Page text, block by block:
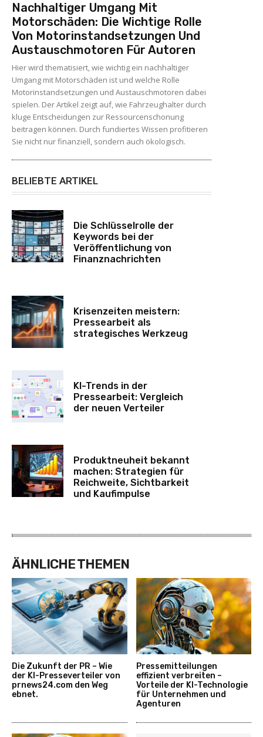
Nachhaltiger Umgang Mit
Motorschäden: Die Wichtige Rolle
Von Motorinstandsetzungen Und
Austauschmotoren Für Autoren
Hier wird thematisiert, wie wichtig ein nachhaltiger
Umgang mit Motorschäden ist und welche Rolle
Motorinstandsetzungen und Austauschmotoren dabei
spielen. Der Artikel zeigt auf, wie Fahrzeughalter durch
kluge Entscheidungen zur Ressourcenschonung
beitragen können. Durch fundiertes Wissen profitieren
Sie nicht nur finanziell, sondern auch ökologisch.
BELIEBTE ARTIKEL
Die Schlüsselrolle der
Keywords bei der
Veröffentlichung von
Finanznachrichten
Krisenzeiten meistern:
Pressearbeit als
strategisches Werkzeug
KI-Trends in der
Pressearbeit: Vergleich
der neuen Verteiler
Produktneuheit bekannt
machen: Strategien für
Reichweite, Sichtbarkeit
und Kaufimpulse
ÄHNLICHE THEMEN
Die Zukunft der PR – Wie
der KI-Presseverteiler von
prnews24.com den Weg
ebnet.
Pressemitteilungen
effizient verbreiten –
Vorteile der KI-Technologie
für Unternehmen und
Agenturen